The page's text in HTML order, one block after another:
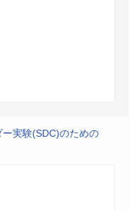
実験(SDC)のための